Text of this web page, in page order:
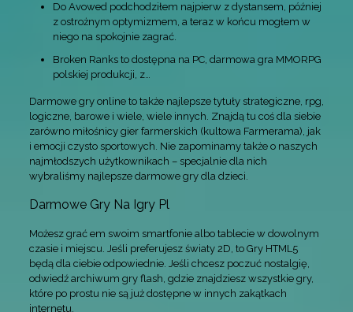
Do Avowed podchodziłem najpierw z dystansem, później
z ostrożnym optymizmem, a teraz w końcu mogłem w
niego na spokojnie zagrać.
Broken Ranks to dostępna na PC, darmowa gra MMORPG
polskiej produkcji, z…
Darmowe gry online to także najlepsze tytuły strategiczne, rpg,
logiczne, barowe i wiele, wiele innych. Znajdą tu coś dla siebie
zarówno miłośnicy gier farmerskich (kultowa Farmerama), jak
i emocji czysto sportowych. Nie zapominamy także o naszych
najmłodszych użytkownikach – specjalnie dla nich
wybraliśmy najlepsze darmowe gry dla dzieci.
Darmowe Gry Na Igry Pl
Możesz grać em swoim smartfonie albo tablecie w dowolnym
czasie i miejscu. Jeśli preferujesz światy 2D, to Gry HTML5
będą dla ciebie odpowiednie. Jeśli chcesz poczuć nostalgię,
odwiedź archiwum gry flash, gdzie znajdziesz wszystkie gry,
które po prostu nie są już dostępne w innych zakątkach
internetu.